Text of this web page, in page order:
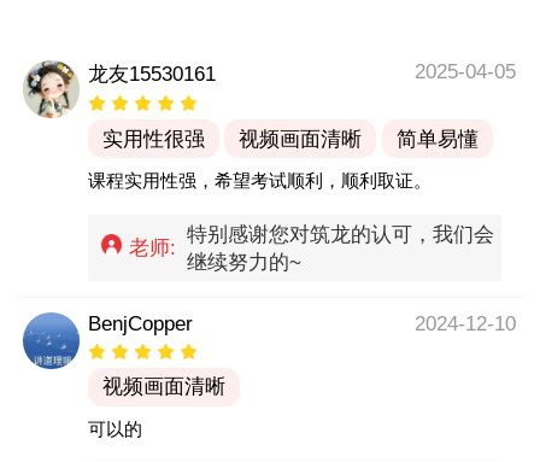
龙友15530161 2025-04-05
实用性很强 视频画面清晰 简单易懂
课程实用性强，希望考试顺利，顺利取证。
老师:
特别感谢您对筑龙的认可，我们会
继续努力的~
BenjCopper 2024-12-10
视频画面清晰
可以的